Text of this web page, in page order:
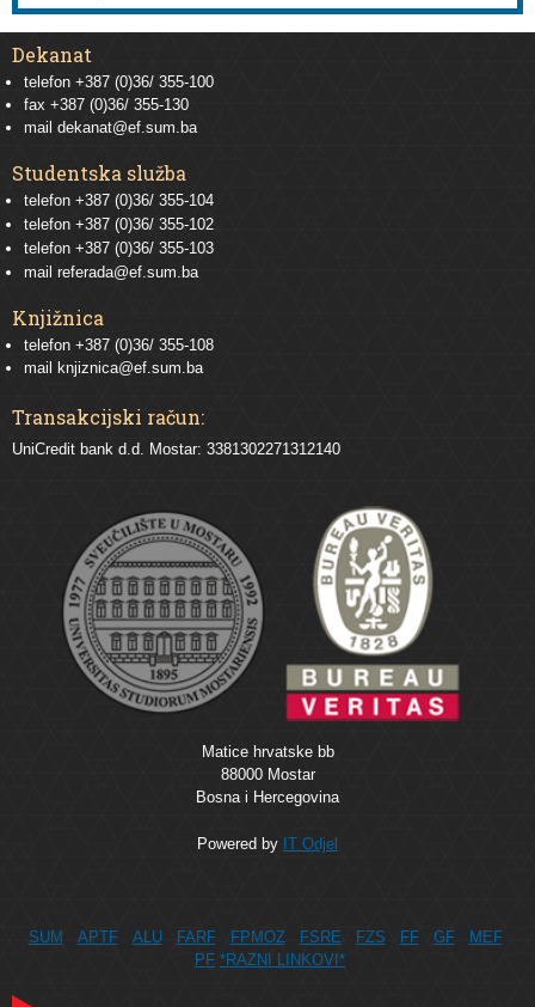
Dekanat
telefon +387 (0)36/ 355-100
fax +387 (0)36/ 355-130
mail dekanat@ef.sum.ba
Studentska služba
telefon +387 (0)36/ 355-104
telefon +387 (0)36/ 355-102
telefon +387 (0)36/ 355-103
mail referada@ef.sum.ba
Knjižnica
telefon +387 (0)36/ 355-108
mail
knjiznica@ef.sum.ba
Transakcijski račun:
UniCredit bank d.d. Mostar: 3381302271312140
Matice hrvatske bb
88000 Mostar
Bosna i Hercegovina
Powered by IT Odjel
SUM APTF ALU FARF FPMOZ FSRE FZS FF GF
MEF
PF *RAZNI LINKOVI*